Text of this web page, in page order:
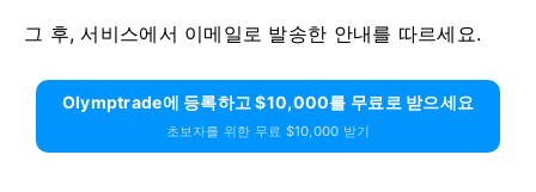
그 후, 서비스에서 이메일로 발송한 안내를 따르세요.
Olymptrade에 등록하고 $10,000를 무료로 받으세요
초보자를 위한 무료 $10,000 받기